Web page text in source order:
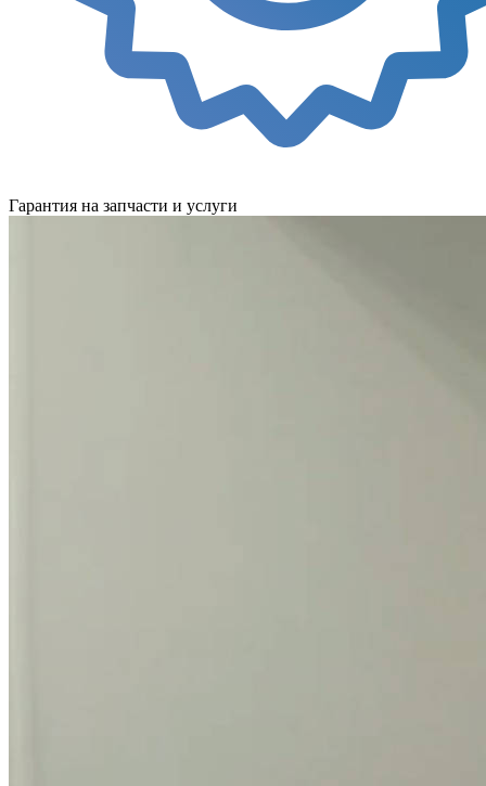
Гарантия на запчасти и услуги